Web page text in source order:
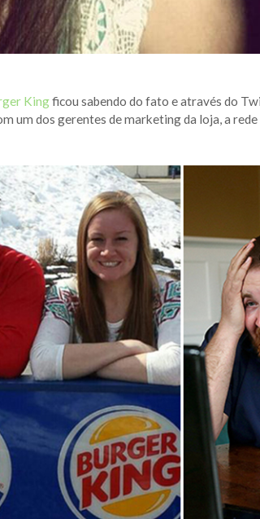
Kingficou sabendo do fato e através do
um dos gerentes de marketing da loja, a